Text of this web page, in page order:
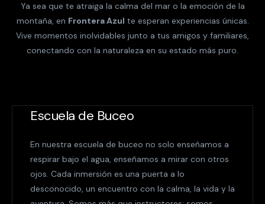
Ya sea que te atraiga la calma del mar o la emoción de la
montaña, en Frontera Azul te esperan experiencias únicas.
Vive momentos inolvidables junto a tus amigos y familiares,
conectando con la naturaleza en su estado más puro.
Escuela de Buceo
En nuestra escuela de buceo no solo enseñamos a
respirar bajo el agua, enseñamos a mirar con otros
ojos. Cada inmersión es una puerta a lo
desconocido, un encuentro con la calma, la vida y la